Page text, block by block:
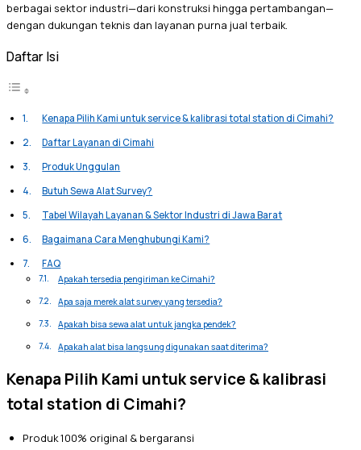
berbagai sektor industri—dari konstruksi hingga pertambangan—
dengan dukungan teknis dan layanan purna jual terbaik.
Daftar Isi
Kenapa Pilih Kami untuk service & kalibrasi total station di Cimahi?
Daftar Layanan di Cimahi
Produk Unggulan
Butuh Sewa Alat Survey?
Tabel Wilayah Layanan & Sektor Industri di Jawa Barat
Bagaimana Cara Menghubungi Kami?
FAQ
Apakah tersedia pengiriman ke Cimahi?
Apa saja merek alat survey yang tersedia?
Apakah bisa sewa alat untuk jangka pendek?
Apakah alat bisa langsung digunakan saat diterima?
Kenapa Pilih Kami untuk service & kalibrasi
total station di Cimahi?
Produk 100% original & bergaransi